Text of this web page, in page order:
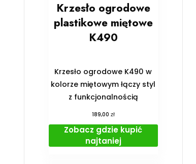
Krzesło ogrodowe
plastikowe miętowe
K490
Krzesło ogrodowe K490 w
kolorze miętowym łączy styl
z funkcjonalnością
189,00 zł
Zobacz gdzie kupić
najtaniej